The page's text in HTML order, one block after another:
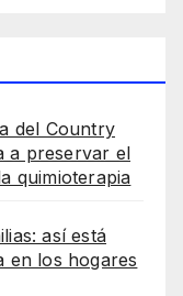
del Country
a preservar el
quimioterapia
así está
en los hogares